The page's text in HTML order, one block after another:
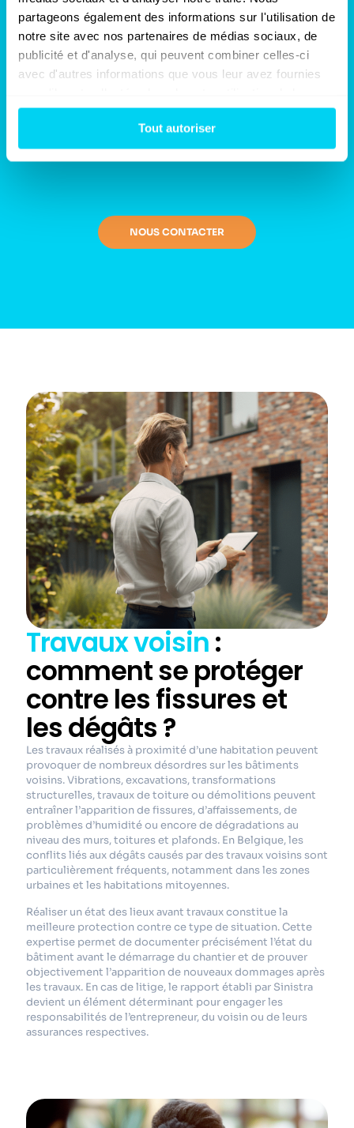
partageons également des informations sur l'utilisation de
notre site avec nos partenaires de médias sociaux, de
publicité et d'analyse, qui peuvent combiner celles-ci
avec d'autres informations que vous leur avez fournies
services.
Tout autoriser
donnée. Sinistra reste, en plus, disponible à
tout moment pour toute clarification ou
actualisation du constat, garantissant ainsi
un suivi transparent et une sécurité
juridique durable.
NOUS CONTACTER
Travaux voisin:
comment se protéger
contre les fissures et
les dégâts ?
Les travaux réalisés à proximité d’une habitation peuvent
provoquer de nombreux désordres sur les bâtiments
voisins. Vibrations, excavations, transformations
structurelles, travaux de toiture ou démolitions peuvent
entraîner l’apparition de fissures, d’affaissements, de
problèmes d’humidité ou encore de dégradations au
niveau des murs, toitures et plafonds. En Belgique, les
conflits liés aux dégâts causés par des travaux voisins sont
particulièrement fréquents, notamment dans les zones
urbaines et les habitations mitoyennes.
Réaliser un état des lieux avant travaux constitue la
meilleure protection contre ce type de situation. Cette
expertise permet de documenter précisément l’état du
bâtiment avant le démarrage du chantier et de prouver
objectivement l’apparition de nouveaux dommages après
les travaux. En cas de litige, le rapport établi par Sinistra
devient un élément déterminant pour engager les
responsabilités de l’entrepreneur, du voisin ou de leurs
assurances respectives.